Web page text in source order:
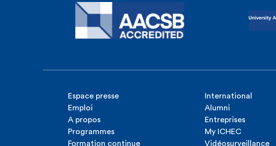
Espace presse
Emploi
A propos
Programmes
Formation continue
International
Alumni
Entreprises
My ICHEC
Vidéosurveillance